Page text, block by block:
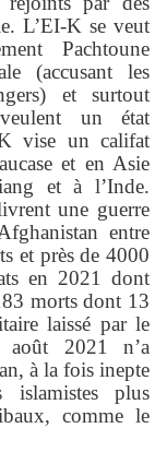
L’EI-K se veut
Pachtoune
(accusant les
et surtout
un état
vise un califat
et en Asie
et à l’Inde.
une guerre
entre
et près de 4000
en 2021 dont
morts dont 13
laissé par le
août 2021 n’a
à la fois inepte
islamistes plus
comme le